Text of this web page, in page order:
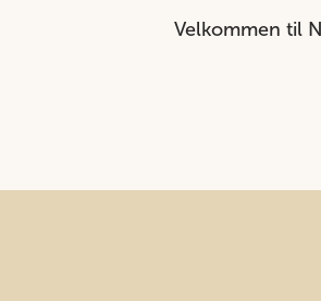
Velkommen til